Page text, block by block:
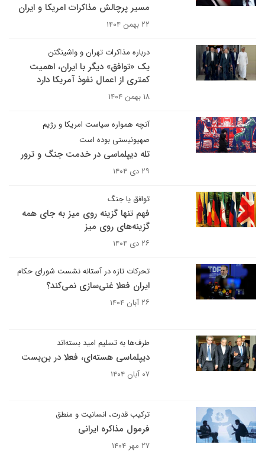
مسیر پرچالش مذاکرات امریکا و ایران
۲۲ بهمن ۱۴۰۴
درباره مذاکرات تهران و واشینگتن
یک «توافق» دیگر با ایران، اهمیت
کمتری از اعمال نفوذ آمریکا دارد
۱۸ بهمن ۱۴۰۴
آنچه همواره سیاست امریکا و رژیم
صهیونیستی بوده است
تله دیپلماسی در خدمت جنگ و ترور
۲۹ دی ۱۴۰۴
توافق یا جنگ
فهم تنها گزینه روی میز به جای همه
گزینه‌های روی میز
۲۶ دی ۱۴۰۴
تحرکات تازه در آستانه نشست شورای حکام
ایران فعلا غنی‌سازی نمی‌کند؟
۲۶ آبان ۱۴۰۴
طرف‌ها به تسلیم امید بسته‌اند
دیپلماسی هسته‌ای، فعلا در بن‌بست
۰۷ آبان ۱۴۰۴
ترکیب قدرت، انسانیت و منطق
فرمول مذاکره ایرانی
۲۷ مهر ۱۴۰۴